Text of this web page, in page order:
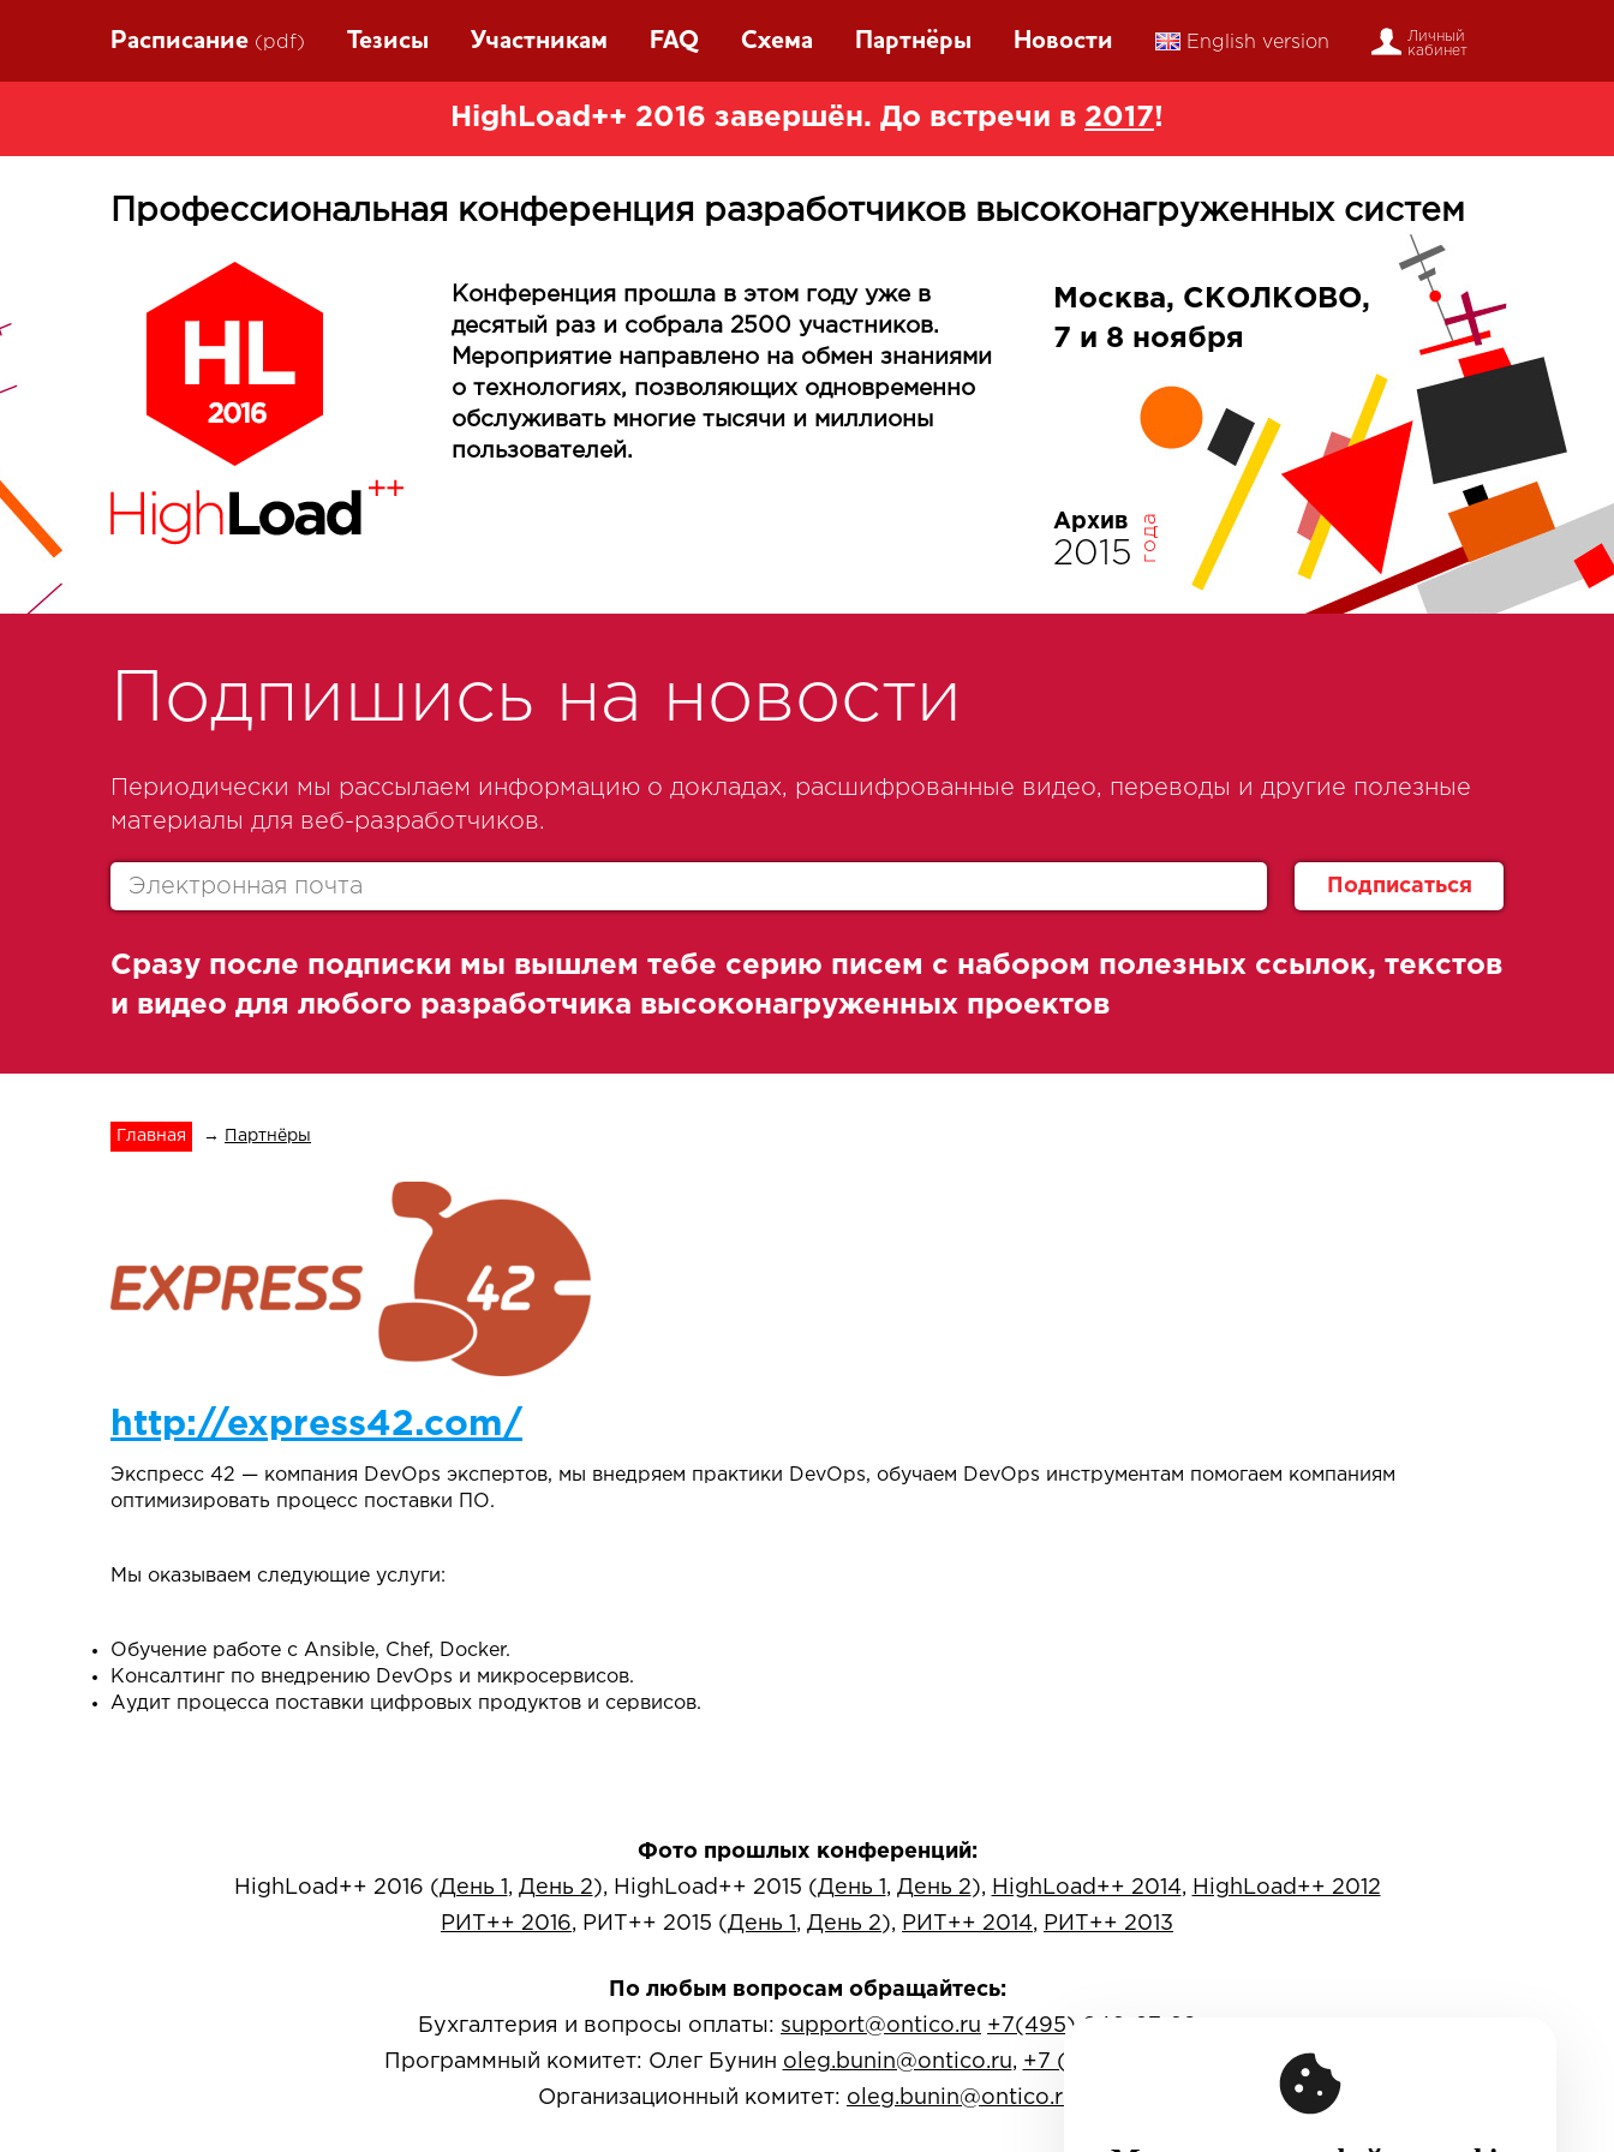
Расписание (pdf) Тезисы Участникам FAQ Схема Партнёры Новости English version
Личный
кабинет
HighLoad++ 2016 завершён. До встречи в 2017!
Профессиональная конференция разработчиков высоконагруженных систем
Москва, СКОЛКОВО,
7 и 8 ноября
Архив
2015 года
Конференция прошла в этом году уже в
десятый раз и собрала 2500 участников.
Мероприятие направлено на обмен знаниями
о технологиях, позволяющих одновременно
обслуживать многие тысячи и миллионы
пользователей.
Подпишись на новости
Периодически мы рассылаем информацию о докладах, расшифрованные видео, переводы и другие полезные
материалы для веб-разработчиков.
Сразу после подписки мы вышлем тебе серию писем с набором полезных ссылок, текстов
и видео для любого разработчика высоконагруженных проектов
Главная → Партнёры
http://express42.com/
Экспресс 42 — компания DevOps экспертов, мы внедряем практики DevOps, обучаем DevOps инструментам помогаем компаниям
оптимизировать процесс поставки ПО.
Мы оказываем следующие услуги:
Обучение работе с Ansible, Chef, Docker.
Консалтинг по внедрению DevOps и микросервисов.
Аудит процесса поставки цифровых продуктов и сервисов.
Фото прошлых конференций:
HighLoad++ 2016 (День 1 , День 2), HighLoad++ 2015 (День 1 , День 2), HighLoad++ 2014, HighLoad++ 2012
РИТ++ 2016, РИТ++ 2015 (День 1 , День 2), РИТ++ 2014, РИТ++ 2013
По любым вопросам обращайтесь:
Бухгалтерия и вопросы оплаты: support@ontico.ru +7(495) 646-07-68
Программный комитет: Олег Бунин oleg.bunin@ontico.ru, +7 (916) 635-95-84
Организационный комитет: oleg.bunin@ontico.ru